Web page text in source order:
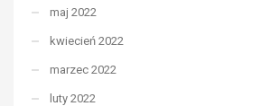
maj 2022
kwiecień 2022
marzec 2022
luty 2022